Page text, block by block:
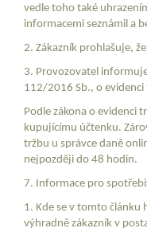
vedle toho také
informacemi seznámil a
2. Zákazník prohlašuje,
3. Provozovatel
112/2016 Sb., o evidenci
Podle zákona o evidenci
kupujícímu účtenku.
tržbu u správce daně
nejpozději do 48 hodin.
7. Informace pro
1. Kde se v tomto článku
výhradně zákazník v